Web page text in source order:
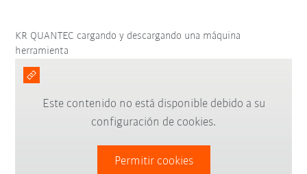
KR QUANTEC cargando y descargando una máquina
herramienta
Este contenido no está disponible debido a su
configuración de cookies.
Permitir cookies